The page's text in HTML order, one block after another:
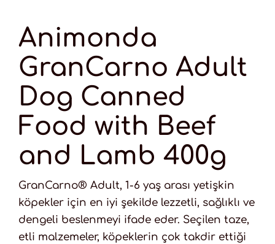
Animonda
GranCarno Adult
Dog Canned
Food with Beef
and Lamb 400g
GranCarno® Adult, 1-6 yaş arası yetişkin
köpekler için en iyi şekilde lezzetli, sağlıklı ve
dengeli beslenmeyi ifade eder. Seçilen taze,
etli malzemeler, köpeklerin çok takdir ettiği